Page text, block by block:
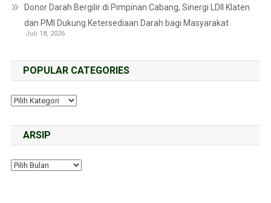
Donor Darah Bergilir di Pimpinan Cabang, Sinergi LDII Klaten
dan PMI Dukung Ketersediaan Darah bagi Masyarakat
Juli 18, 2026
POPULAR CATEGORIES
ARSIP